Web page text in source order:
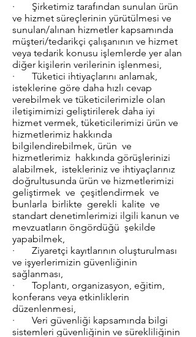
· Şirketimiz tarafından sunulan ürün
ve hizmet süreçlerinin yürütülmesi ve
sunulan/alınan hizmetler kapsamında
müşteri/tedarikçi çalışanının ve hizmet
veya tedarik konusu işlemlerde yer alan
diğer kişilerin verilerinin işlenmesi,
· Tüketici ihtiyaçlarını anlamak,
isteklerine göre daha hızlı cevap
verebilmek ve tüketicilerimizle olan
iletişimimizi geliştirilerek daha iyi
hizmet vermek, tüketicilerimizi ürün ve
hizmetlerimiz hakkında
bilgilendirebilmek, ürün ve
hizmetlerimiz hakkında görüşlerinizi
alabilmek, istekleriniz ve ihtiyaçlarınız
doğrultusunda ürün ve hizmetlerimizi
geliştirmek ve çeşitlendirmek ve
bunlarla birlikte gerekli kalite ve
standart denetimlerimizi ilgili kanun ve
mevzuatların öngördüğü şekilde
yapabilmek,
· Ziyaretçi kayıtlarının oluşturulması
ve işyerlerimizin güvenliğinin
sağlanması,
· Toplantı, organizasyon, eğitim,
konferans veya etkinliklerin
düzenlenmesi,
· Veri güvenliği kapsamında bilgi
sistemleri güvenliğinin ve sürekliliğinin